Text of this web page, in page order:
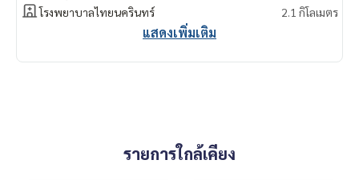
โรงพยาบาลไทยนครินทร์
2.1 กิโลเมตร
แสดงเพิ่มเติม
รายการใกล้เคียง